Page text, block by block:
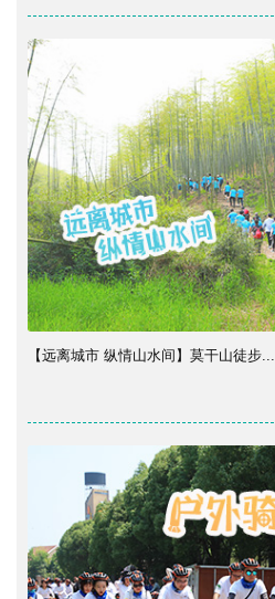
【远离城市 纵情山水间】莫干山徒步...